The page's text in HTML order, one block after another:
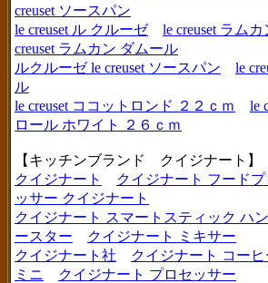
creuset ソースパン
le creuset ル クルーゼ
le creuset ラム
creuset ラムカン ダムール
ルクルーゼ le creuset ソースパン
le
ル
le creuset ココットロンド ２２ｃｍ
le
ロール ホワイト ２６ｃｍ
【キッチンブランド クイジナート】
クイジナート
クイジナート フード
ッサー クイジナート
クイジナート スマートスティック ハ
ースター
クイジナート ミキサー
クイジナート社
クイジナート コーヒ
ミニ
クイジナート プロセッサー